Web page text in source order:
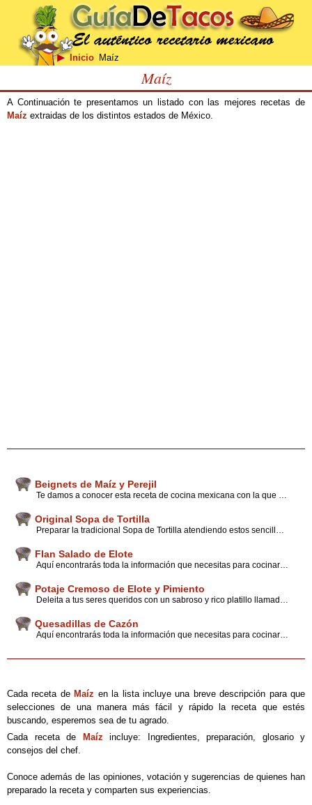
Inicio Maíz
Maíz
A Continuación te presentamos un listado con las mejores recetas de
Maíz extraidas de los distintos estados de México.
Beignets de Maíz y Perejil
Original Sopa de Tortilla
Flan Salado de Elote
Potaje Cremoso de Elote y Pimiento
Quesadillas de Cazón
Cada receta de Maíz en la lista incluye una breve descripción para que
selecciones de una manera más fácil y rápido la receta que estés
buscando, esperemos sea de tu agrado.
Cada receta de
Maíz incluye: Ingredientes, preparación, glosario y
consejos del chef.
Conoce además de las opiniones, votación y sugerencias de quienes han
preparado la receta y comparten sus experiencias.